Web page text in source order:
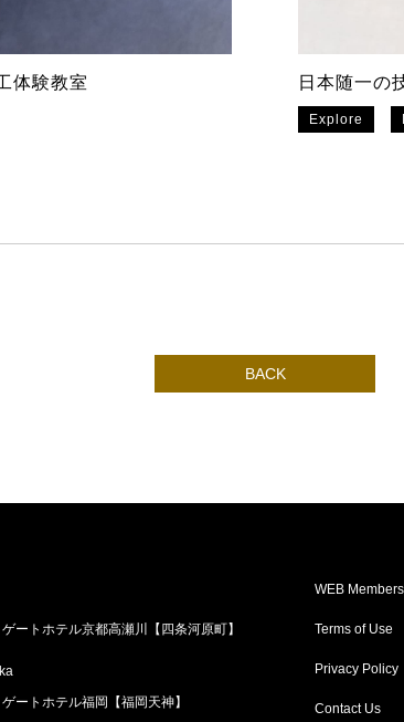
体験教室 日本随一の
Explore
BACK
ートホテル京都高瀬川【四条河原町】
ートホテル福岡【福岡天神】
WEB
Terms of Use
Privacy Policy
Contact Us